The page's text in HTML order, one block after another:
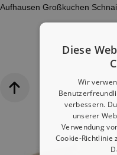
Aufhausen Großkuchen
Diese
Wir
verbessern.
unserer
Verwendung
Cookie-Richtlinie